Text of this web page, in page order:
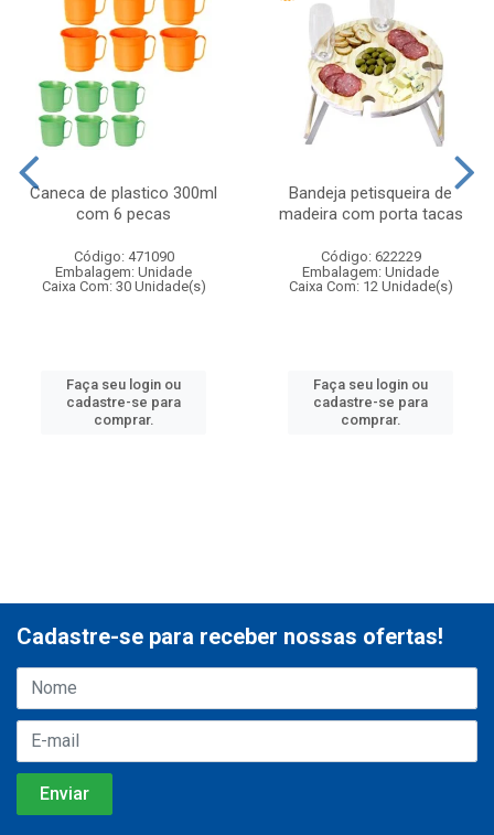
Caneca de plastico 300ml
com 6 pecas
Código: 471090
Embalagem: Unidade
Caixa Com: 30 Unidade(s)
Faça seu login ou
cadastre-se para
comprar.
Bandeja petisqueira de
madeira com porta tacas
Código: 622229
Embalagem: Unidade
Caixa Com: 12 Unidade(s)
Faça seu login ou
cadastre-se para
comprar.
Cadastre-se para receber nossas ofertas!